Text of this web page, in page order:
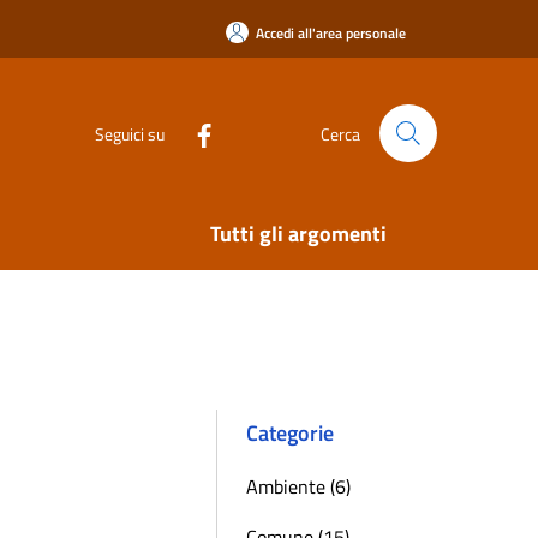
Accedi all'area personale
Seguici su Cerca
Tutti gli argomenti
Categorie
Ambiente (6)